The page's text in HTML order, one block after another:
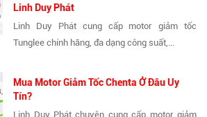
Linh Duy Phát
Linh Duy Phát cung cấp motor giảm tốc
Tunglee chính hãng, đa dạng công suất,...
Mua Motor Giảm Tốc Chenta Ở Đâu Uy
Tín?
Linh Duy Phát chuyên cung cấp motor giảm